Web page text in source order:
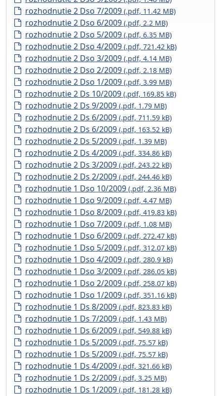
rozhodnutie 2 Dso 7/2009 (.pdf, 11.42 MB)
rozhodnutie 2 Dso 6/2009 (.pdf, 2.2 MB)
rozhodnutie 2 Dso 5/2009 (.pdf, 6.35 MB)
rozhodnutie 2 Dso 4/2009 (.pdf, 721.42 kB)
rozhodnutie 2 Dso 3/2009 (.pdf, 4.14 MB)
rozhodnutie 2 Dso 2/2009 (.pdf, 2.18 MB)
rozhodnutie 2 Dso 1/2009 (.pdf, 3.99 MB)
rozhodnutie 2 Ds 10/2009 (.pdf, 169.85 kB)
rozhodnutie 2 Ds 9/2009 (.pdf, 1.79 MB)
rozhodnutie 2 Ds 6/2009 (.pdf, 711.59 kB)
rozhodnutie 2 Ds 6/2009 (.pdf, 163.52 kB)
rozhodnutie 2 Ds 5/2009 (.pdf, 1.39 MB)
rozhodnutie 2 Ds 4/2009 (.pdf, 334.86 kB)
rozhodnutie 2 Ds 3/2009 (.pdf, 243.22 kB)
rozhodnutie 2 Ds 2/2009 (.pdf, 244.46 kB)
rozhodnutie 1 Dso 10/2009 (.pdf, 2.36 MB)
rozhodnutie 1 Dso 9/2009 (.pdf, 4.47 MB)
rozhodnutie 1 Dso 8/2009 (.pdf, 419.83 kB)
rozhodnutie 1 Dso 7/2009 (.pdf, 1.08 MB)
rozhodnutie 1 Dso 6/2009 (.pdf, 272.47 kB)
rozhodnutie 1 Dso 5/2009 (.pdf, 312.07 kB)
rozhodnutie 1 Dso 4/2009 (.pdf, 280.9 kB)
rozhodnutie 1 Dso 3/2009 (.pdf, 286.05 kB)
rozhodnutie 1 Dso 2/2009 (.pdf, 258.07 kB)
rozhodnutie 1 Dso 1/2009 (.pdf, 351.16 kB)
rozhodnutie 1 Ds 8/2009 (.pdf, 823.83 kB)
rozhodnutie 1 Ds 7/2009 (.pdf, 1.43 MB)
rozhodnutie 1 Ds 6/2009 (.pdf, 549.88 kB)
rozhodnutie 1 Ds 5/2009 (.pdf, 75.57 kB)
rozhodnutie 1 Ds 5/2009 (.pdf, 75.57 kB)
rozhodnutie 1 Ds 4/2009 (.pdf, 321.66 kB)
rozhodnutie 1 Ds 2/2009 (.pdf, 3.25 MB)
rozhodnutie 1 Ds 1/2009 (.pdf, 181.28 kB)